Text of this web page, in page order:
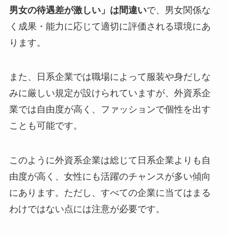
男女の待遇差が激しい」は間違いで、男女関係な
く成果・能力に応じて適切に評価される環境にあ
ります。
また、日系企業では職場によって服装や身だしな
みに厳しい規定が設けられていますが、外資系企
業では自由度が高く、ファッションで個性を出す
ことも可能です。
このように外資系企業は総じて日系企業よりも自
由度が高く、女性にも活躍のチャンスが多い傾向
にあります。ただし、すべての企業に当てはまる
わけではない点には注意が必要です。